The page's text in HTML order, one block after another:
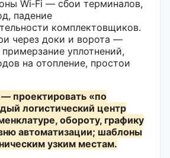
Wi‑Fi — сбои терминалов,
падение
комплектовщиков.
через доки и ворота —
примерзание уплотнений,
на отопление, простои
проектировать «по
логистический центр
обороту, графику
автоматизации; шаблоны
узким местам.